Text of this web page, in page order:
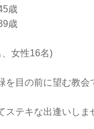
歳
歳
女性16名)
を目の前に望む教会
ステキな出逢いしま